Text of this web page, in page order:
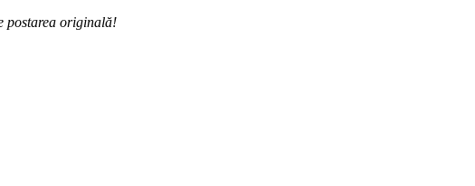
postarea originală!